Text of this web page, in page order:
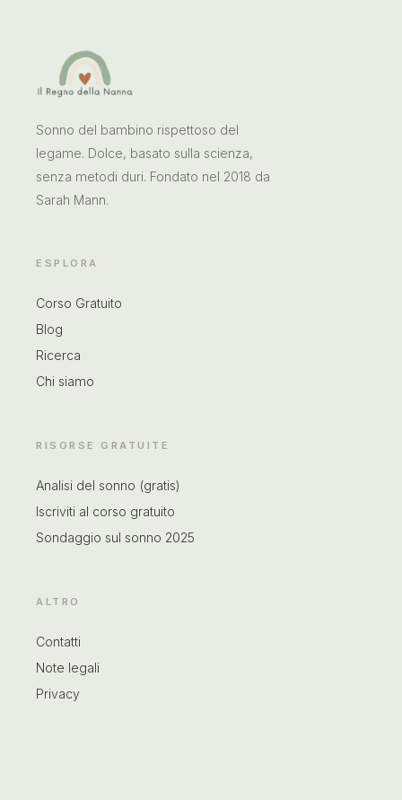
Sonno del bambino rispettoso del
legame. Dolce, basato sulla scienza,
senza metodi duri. Fondato nel 2018 da
Sarah Mann.
ESPLORA
Corso Gratuito
Blog
Ricerca
Chi siamo
RISORSE GRATUITE
Analisi del sonno (gratis)
Iscriviti al corso gratuito
Sondaggio sul sonno 2025
ALTRO
Contatti
Note legali
Privacy